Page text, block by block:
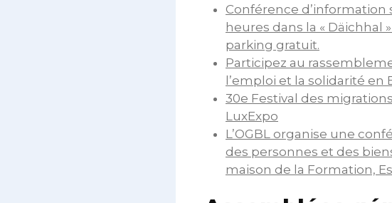
Conférence d’information
heures dans la « Däichhal
parking gratuit.
Participez au
l’emploi et la solidarité en
30e Festival des
LuxExpo
L’OGBL organise une
des personnes et des
maison de la Formation,